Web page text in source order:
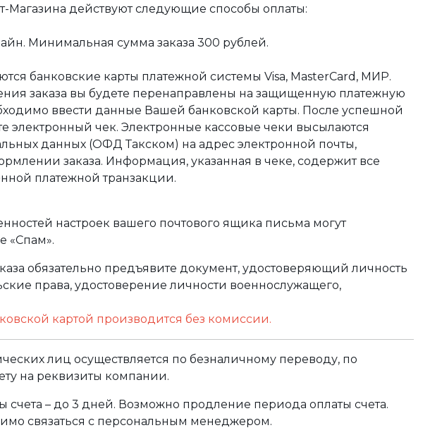
Магазина действуют следующие способы оплаты:
Минимальная сумма заказа 300 рублей.
банковские карты платежной системы Visa, MasterCard, МИР.
заказа вы будете перенаправлены на защищенную платежную
ввести данные Вашей банковской карты. После успешной
электронный чек. Электронные кассовые чеки высылаются
данных (ОФД Такском) на адрес электронной почты,
заказа. Информация, указанная в чеке, содержит все
платежной транзакции.
настроек вашего почтового ящика письма могут
«Спам».
обязательно предъявите документ, удостоверяющий личность
права, удостоверение личности военнослужащего,
картой производится без комиссии.
лиц осуществляется по безналичному переводу, по
на реквизиты компании.
счета – до 3 дней. Возможно продление периода оплаты счета.
связаться с персональным менеджером.